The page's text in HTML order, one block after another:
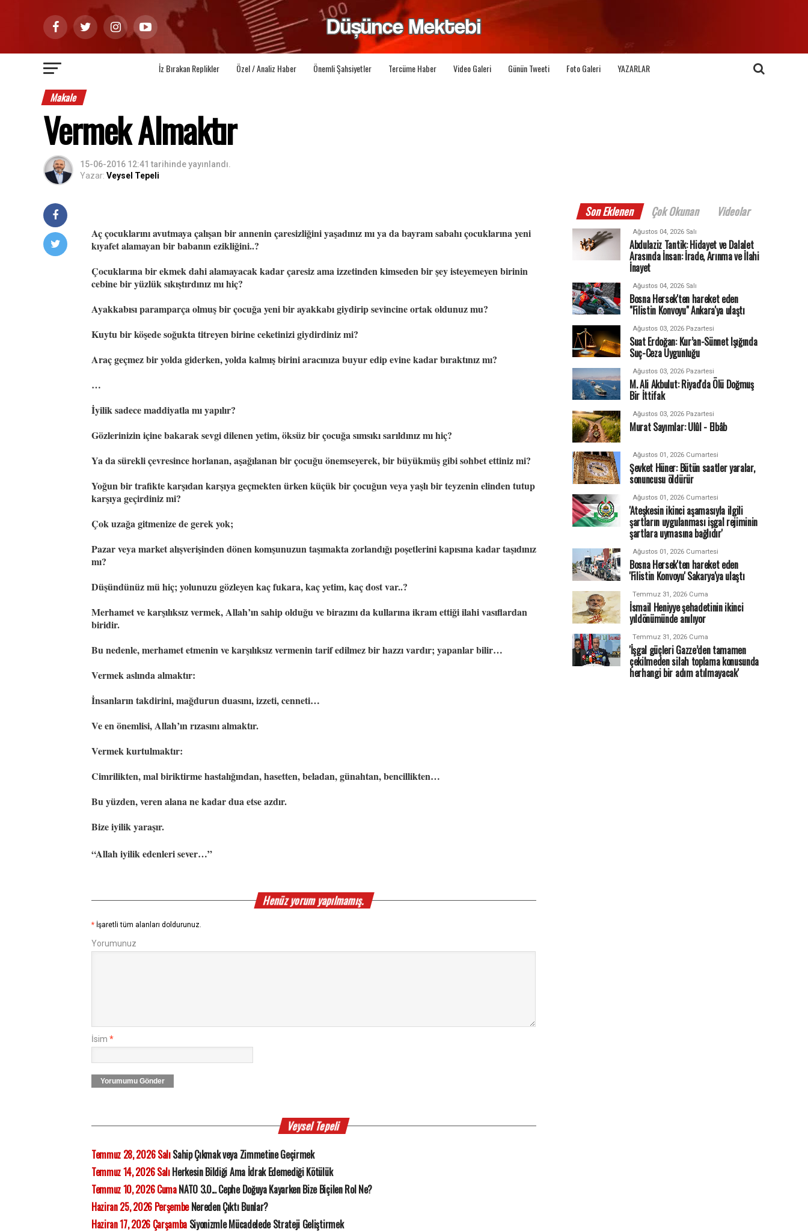
İz Bırakan Replikler Özel / Analiz Haber Önemli Şahsiyetler Tercüme Haber Video Galeri Günün Tweeti Foto Galeri YAZARLAR
Makale
Vermek Almaktır
15-06-2016 12:41 tarihinde yayınlandı.
Yazar: Veysel Tepeli
Aç çocuklarını avutmaya çalışan bir annenin çaresizliğini yaşadınız mı ya da bayram sabahı çocuklarına yeni
kıyafet alamayan bir babanın ezikliğini..?
Çocuklarına bir ekmek dahi alamayacak kadar çaresiz ama izzetinden kimseden bir şey isteyemeyen birinin
cebine bir yüzlük sıkıştırdınız mı hiç?
Ayakkabısı paramparça olmuş bir çocuğa yeni bir ayakkabı giydirip sevincine ortak oldunuz mu?
Kuytu bir köşede soğukta titreyen birine ceketinizi giydirdiniz mi?
Araç geçmez bir yolda giderken, yolda kalmış birini aracınıza buyur edip evine kadar bıraktınız mı?
…
İyilik sadece maddiyatla mı yapılır?
Gözlerinizin içine bakarak sevgi dilenen yetim, öksüz bir çocuğa sımsıkı sarıldınız mı hiç?
Ya da sürekli çevresince horlanan, aşağılanan bir çocuğu önemseyerek, bir büyükmüş gibi sohbet ettiniz mi?
Yoğun bir trafikte karşıdan karşıya geçmekten ürken küçük bir çocuğun veya yaşlı bir teyzenin elinden tutup
karşıya geçirdiniz mi?
Çok uzağa gitmenize de gerek yok;
Pazar veya market alışverişinden dönen komşunuzun taşımakta zorlandığı poşetlerini kapısına kadar taşıdınız
mı?
Düşündünüz mü hiç; yolunuzu gözleyen kaç fukara, kaç yetim, kaç dost var..?
Merhamet ve karşılıksız vermek, Allah’ın sahip olduğu ve birazını da kullarına ikram ettiği ilahi vasıflardan
biridir.
Bu nedenle, merhamet etmenin ve karşılıksız vermenin tarif edilmez bir hazzı vardır; yapanlar bilir…
Vermek aslında almaktır:
İnsanların takdirini, mağdurun duasını, izzeti, cenneti…
Ve en önemlisi, Allah’ın rızasını almaktır.
Vermek kurtulmaktır:
Cimrilikten, mal biriktirme hastalığından, hasetten, beladan, günahtan, bencillikten…
Bu yüzden, veren alana ne kadar dua etse azdır.
Bize iyilik yaraşır.
“Allah iyilik edenleri sever…”
Henüz yorum yapılmamış.
* İşaretli tüm alanları doldurunuz.
Yorumunuz
İsim *
Yorumumu Gönder
Veysel Tepeli
Temmuz 28, 2026 SalıSahip Çıkmak veya Zimmetine Geçirmek
Temmuz 14, 2026 SalıHerkesin Bildiği Ama İdrak Edemediği Kötülük
Temmuz 10, 2026 CumaNATO 3.0... Cephe Doğuya Kayarken Bize Biçilen Rol Ne?
Haziran 25, 2026 PerşembeNereden Çıktı Bunlar?
Haziran 17, 2026 Çarşamba Siyonizmle Mücadelede Strateji Geliştirmek
Son Eklenen Çok Okunan Videolar
Ağustos 04, 2026 Salı
Abdulaziz Tantik: Hidayet ve Dalalet
Arasında İnsan: İrade, Arınma ve İlahi
İnayet
Ağustos 04, 2026 Salı
Bosna Hersek'ten hareket eden
"Filistin Konvoyu" Ankara'ya ulaştı
Ağustos 03, 2026 Pazartesi
Suat Erdoğan: Kur’an-Sünnet Işığında
Suç-Ceza Uygunluğu
Ağustos 03, 2026 Pazartesi
M. Ali Akbulut: Riyad'da Ölü Doğmuş
Bir İttifak
Ağustos 03, 2026 Pazartesi
Murat Sayımlar: Ulûl - Elbâb
Ağustos 01, 2026 Cumartesi
Şevket Hüner: Bütün saatler yaralar,
sonuncusu öldürür
Ağustos 01, 2026 Cumartesi
'Ateşkesin ikinci aşamasıyla ilgili
şartların uygulanması işgal rejiminin
şartlara uymasına bağlıdır'
Ağustos 01, 2026 Cumartesi
Bosna Hersek'ten hareket eden
'Filistin Konvoyu' Sakarya'ya ulaştı
Temmuz 31, 2026 Cuma
İsmail Heniyye şehadetinin ikinci
yıldönümünde anılıyor
Temmuz 31, 2026 Cuma
'İşgal güçleri Gazze’den tamamen
çekilmeden silah toplama konusunda
herhangi bir adım atılmayacak'